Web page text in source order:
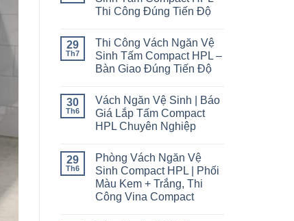
Thi Công Đúng Tiến Độ
29
Th7
Thi Công Vách Ngăn Vệ
Sinh Tấm Compact HPL –
Bàn Giao Đúng Tiến Độ
30
Th6
Vách Ngăn Vệ Sinh | Báo
Giá Lắp Tấm Compact
HPL Chuyên Nghiệp
29
Th6
Phòng Vách Ngăn Vệ
Sinh Compact HPL | Phối
Màu Kem + Trắng, Thi
Công Vina Compact